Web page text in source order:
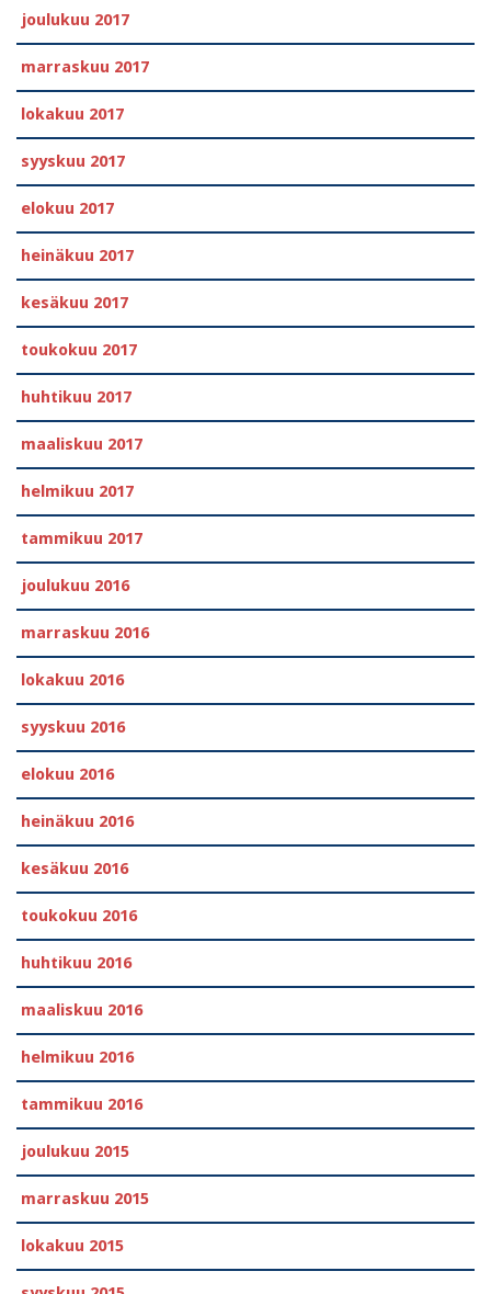
joulukuu 2017
marraskuu 2017
lokakuu 2017
syyskuu 2017
elokuu 2017
heinäkuu 2017
kesäkuu 2017
toukokuu 2017
huhtikuu 2017
maaliskuu 2017
helmikuu 2017
tammikuu 2017
joulukuu 2016
marraskuu 2016
lokakuu 2016
syyskuu 2016
elokuu 2016
heinäkuu 2016
kesäkuu 2016
toukokuu 2016
huhtikuu 2016
maaliskuu 2016
helmikuu 2016
tammikuu 2016
joulukuu 2015
marraskuu 2015
lokakuu 2015